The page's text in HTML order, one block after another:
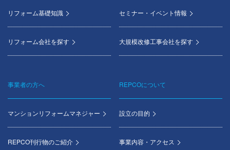
リフォーム基礎知識
リフォーム会社を探す
セミナー・イベント情報
大規模改修工事会社を探す
事業者の方へ
マンションリフォームマネジャー
REPCO刊行物のご紹介
REPCOについて
設立の目的
事業内容・アクセス